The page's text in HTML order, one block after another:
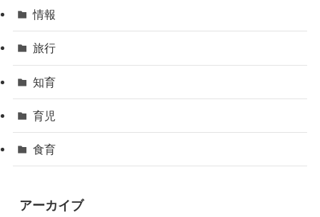
情報
旅行
知育
育児
食育
アーカイブ